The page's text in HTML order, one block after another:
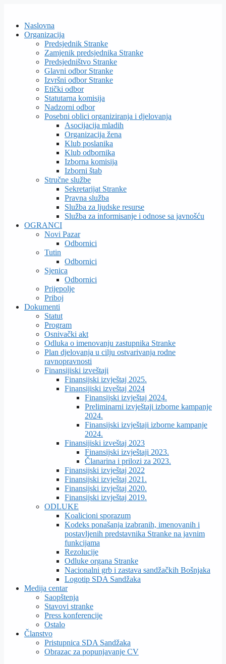
contentNaslovna
Organizacija
Predsjednik Stranke
Zamjenik predsjednika Stranke
Predsjedništvo Stranke
Glavni odbor Stranke
Izvršni odbor Stranke
Etički odbor
Statutarna komisija
Nadzorni odbor
Posebni oblici organiziranja i djelovanja
Asocijacija mladih
Organizacija žena
Klub poslanika
Klub odbornika
Izborna komisija
Izborni štab
Stručne službe
Sekretarijat Stranke
Pravna služba
Služba za ljudske resurse
Služba za informisanje i odnose sa javnošću
OGRANCI
Novi Pazar
Odbornici
Tutin
Odbornici
Sjenica
Odbornici
Prijepolje
Priboj
Dokumenti
Statut
Program
Osnivački akt
Odluka o imenovanju zastupnika Stranke
Plan djelovanja u cilju ostvarivanja rodne
ravnopravnosti
Finansijiski izveštaji
Finansijski izvještaj 2025.
Finansijiski izveštaj 2024
Finansijski izvještaj 2024.
Preliminarni izvještaji izborne kampanje
2024.
Finansijski izvještaji izborne kampanje
2024.
Finansijiski izveštaj 2023
Finansijski izvještaji 2023.
Članarina i prilozi za 2023.
Finansijski izvještaj 2022
Finansijski izvještaj 2021.
Finansijski izvještaj 2020.
Finansijski izvještaj 2019.
ODLUKE
Koalicioni sporazum
Kodeks ponašanja izabranih, imenovanih i
postavljenih predstavnika Stranke na javnim
funkcijama
Rezolucije
Odluke organa Stranke
Nacionalni grb i zastava sandžačkih Bošnjaka
Logotip SDA Sandžaka
Medija centar
Saopštenja
Stavovi stranke
Press konferencije
Ostalo
Članstvo
Pristupnica SDA Sandžaka
Obrazac za popunjavanje CV